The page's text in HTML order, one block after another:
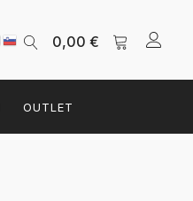
0,00 €
OUTLET